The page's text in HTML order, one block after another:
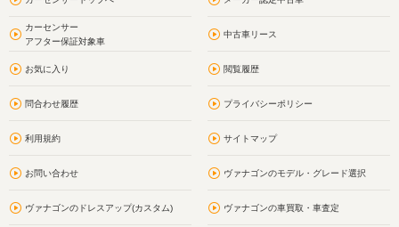
カーセンサー
アフター保証対象車
中古車リース
お気に入り 閲覧履歴
問合わせ履歴 プライバシーポリシー
利用規約 サイトマップ
お問い合わせ ヴァナゴンのモデル・グレード選択
ヴァナゴンのドレスアップ(カスタム) ヴァナゴンの車買取・車査定